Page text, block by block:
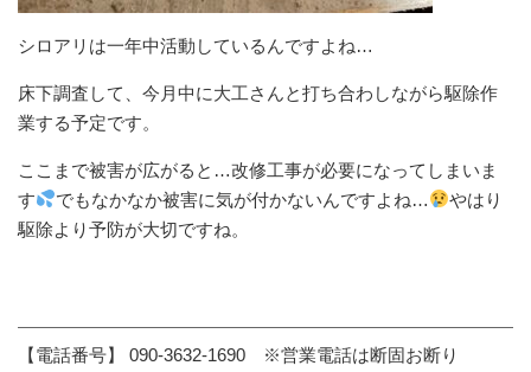
シロアリは一年中活動しているんですよね…
床下調査して、今月中に大工さんと打ち合わしながら駆除作
業する予定です。
ここまで被害が広がると…改修工事が必要になってしまいま
す
でもなかなか被害に気が付かないんですよね…
やはり
駆除より予防が大切ですね。
【電話番号】 090-3632-1690 ※営業電話は断固お断り